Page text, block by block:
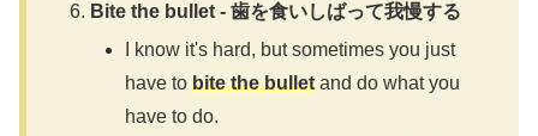
Bite the bullet - 歯を食いしばって我慢する
I know it's hard, but sometimes you just
have tobite the bullet and do what you
have to do.